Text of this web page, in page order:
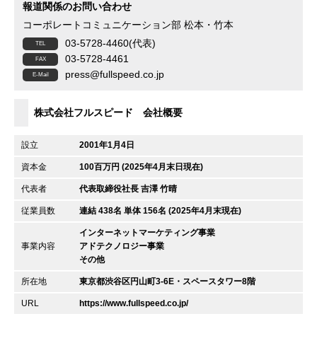
報道関係のお問い合わせ
コーポレートコミュニケーション部 松本・竹本
03-5728-4460(代表)
03-5728-4461
press@fullspeed.co.jp
株式会社フルスピード 会社概要
設立 2001年1月4日
資本金 100百万円 (2025年4月末日現在)
代表者 代表取締役社長 吉澤 竹晴
従業員数 連結 438名 単体 156名 (2025年4月末現在)
事業内容
インターネットマーケティング事業
アドテクノロジー事業
その他
所在地 東京都渋谷区円山町3-6E・スペースタワー8階
URL https://www.fullspeed.co.jp/